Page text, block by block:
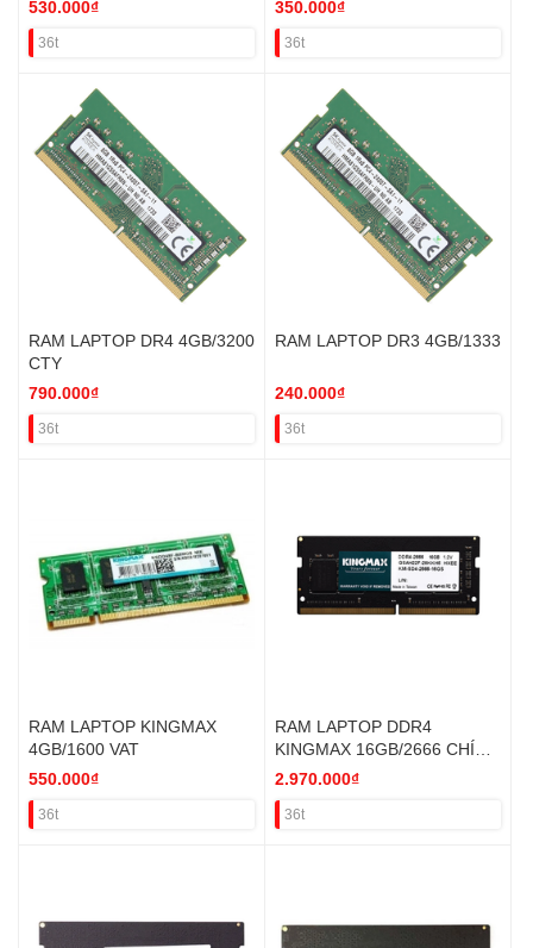
530.000₫
36t
350.000₫
36t
RAM LAPTOP DR4 4GB/3200
CTY
790.000₫
36t
RAM LAPTOP DR3 4GB/1333
240.000₫
36t
RAM LAPTOP KINGMAX
4GB/1600 VAT
550.000₫
36t
RAM LAPTOP DDR4
KINGMAX 16GB/2666 CHÍNH
HÃNG
2.970.000₫
36t